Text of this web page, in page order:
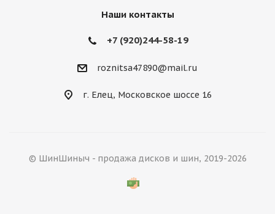
Наши контакты
+7 (920)244-58-19
roznitsa47890@mail.ru
г. Елец, Московское шоссе 16
© ШинШиныч - продажа дисков и шин, 2019-2026